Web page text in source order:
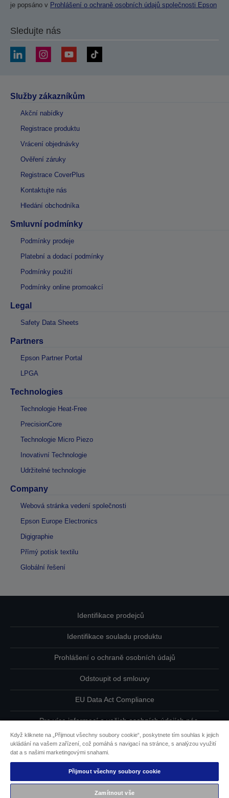
je popsáno v Prohlášení o ochraně osobních údajů společnosti Epson
Sledujte nás
Služby zákazníkům
Akční nabídky
Registrace produktu
Vrácení objednávky
Ověření záruky
Registrace CoverPlus
Kontaktujte nás
Hledání obchodníka
Smluvní podmínky
Podmínky prodeje
Platební a dodací podmínky
Podmínky použití
Podmínky online promoakcí
Legal
Safety Data Sheets
Partners
Epson Partner Portal
LPGA
Technologies
Technologie Heat-Free
PrecisionCore
Technologie Micro Piezo
Inovativní Technologie
Udržitelné technologie
Company
Webová stránka vedení společnosti
Epson Europe Electronics
Digigraphie
Přímý potisk textilu
Globální řešení
Identifikace prodejců
Identifikace souladu produktu
Prohlášení o ochraně osobních údajů
Odstoupit od smlouvy
EU Data Act Compliance
Pro více informací o vašich osobních údajích nás
Informace o souborech cookie
Závazek usnadnění přístupu společnosti Epson
Když kliknete na „Přijmout všechny soubory cookie“, poskytnete tím souhlas k jejich
ukládání na vašem zařízení, což pomáhá s navigací na stránce, s analýzou využití
dat a s našimi marketingovými snahami.
Přijmout všechny soubory cookie
Zamítnout vše